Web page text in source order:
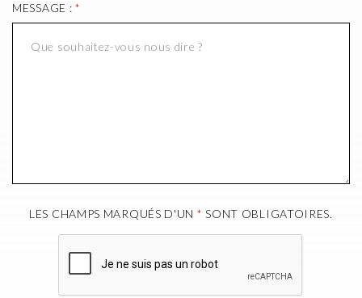
MESSAGE : *
LES CHAMPS MARQUÉS D'UN * SONT OBLIGATOIRES.